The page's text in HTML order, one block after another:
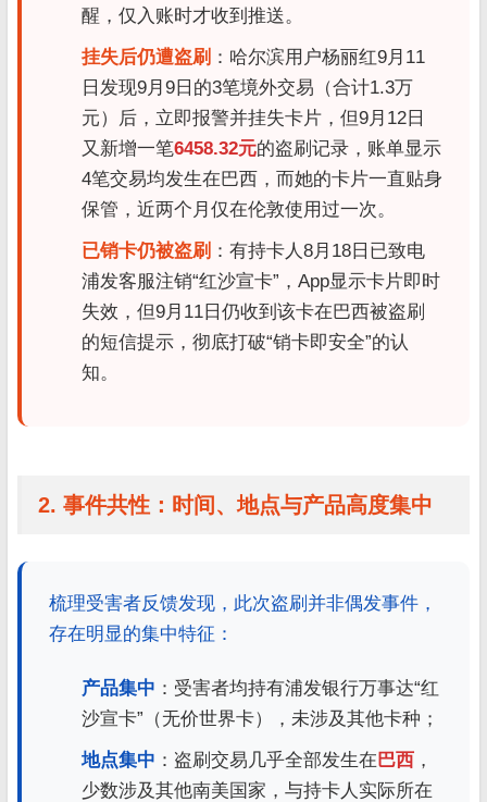
醒，仅入账时才收到推送。
挂失后仍遭盗刷 ：哈尔滨用户杨丽红9月11
日发现9月9日的3笔境外交易（合计1.3万
元）后，立即报警并挂失卡片，但9月12日
又新增一笔6458.32元的盗刷记录，账单显示
4笔交易均发生在巴西，而她的卡片一直贴身
保管，近两个月仅在伦敦使用过一次。
已销卡仍被盗刷 ：有持卡人8月18日已致电
浦发客服注销“红沙宣卡”，App显示卡片即时
失效，但9月11日仍收到该卡在巴西被盗刷
的短信提示，彻底打破“销卡即安全”的认
知。
2. 事件共性：时间、地点与产品高度集中
梳理受害者反馈发现，此次盗刷并非偶发事件，
存在明显的集中特征：
产品集中 ：受害者均持有浦发银行万事达“红
沙宣卡”（无价世界卡），未涉及其他卡种；
地点集中 ：盗刷交易几乎全部发生在巴西 ，
少数涉及其他南美国家，与持卡人实际所在